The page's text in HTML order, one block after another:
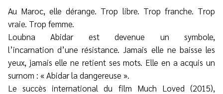
Au Maroc, elle dérange. Trop libre. Trop franche. Trop
vraie. Trop femme.
Loubna Abidar est devenue un symbole,
l’incarnation d’une résistance. Jamais elle ne baisse les
yeux, jamais elle ne retient ses mots. Elle en a acquis un
surnom : « Abidar la dangereuse ».
Le succès international du film Much Loved (2015),